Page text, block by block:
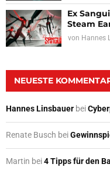
Ex
Steam
von Hannes
NEUESTE
Hannes Linsbauer bei
Renate Busch bei
Martin bei4 Tipps für den